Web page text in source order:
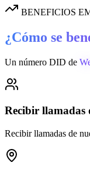
BENEFICIOS
¿Cómo se
Un número DID de
Recibir llamadas
Recibir llamadas de